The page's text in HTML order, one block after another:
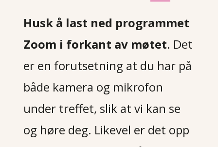
Husk å last ned programmet
Zoom i forkant av møtet. Det
er en forutsetning at du har på
både kamera og mikrofon
under treffet, slik at vi kan se
og høre deg. Likevel er det opp